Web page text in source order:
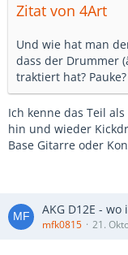
Zitat von 4Art
Und wie hat man
dass der Drummer
traktiert hat?
Ich kenne das Teil
hin und wieder
Base Gitarre oder
AKG D12E -
mfk0815 21.